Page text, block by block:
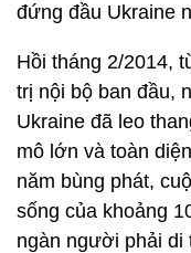
đứng đầu Ukraine
Hồi tháng 2/2014,
trị nội bộ ban đầu,
Ukraine đã leo
mô lớn và toàn
năm bùng phát,
sống của khoảng
ngàn người phải di